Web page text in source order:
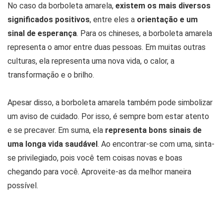
No caso da borboleta amarela, existem os mais diversos
significados positivos, entre eles a orientação e um
sinal de esperança. Para os chineses, a borboleta amarela
representa o amor entre duas pessoas. Em muitas outras
culturas, ela representa uma nova vida, o calor, a
transformação e o brilho.
Apesar disso, a borboleta amarela também pode simbolizar
um aviso de cuidado. Por isso, é sempre bom estar atento
e se precaver. Em suma, ela representa bons sinais de
uma longa vida saudável. Ao encontrar-se com uma, sinta-
se privilegiado, pois você tem coisas novas e boas
chegando para você. Aproveite-as da melhor maneira
possível.